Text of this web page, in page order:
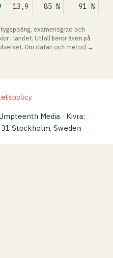
13,9 85 % 91 %
examensgrad och
i landet. Utfall beror även på
Om datan och metod →
Media · Kivra:
Stockholm, Sweden